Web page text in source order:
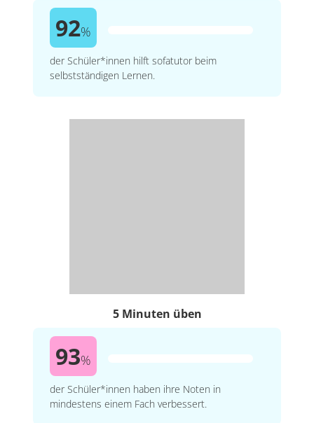
92%
der Schüler*innen hilft sofatutor beim
selbstständigen Lernen.
5 Minuten üben
93%
der Schüler*innen haben ihre Noten in
mindestens einem Fach verbessert.